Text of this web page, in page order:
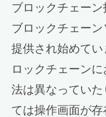
ブロックチェーン
ブロックチェー
提供され始めて
ロックチェーン
法は異なってい
ては操作画面が